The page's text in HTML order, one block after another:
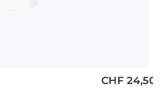
CHF 24,50